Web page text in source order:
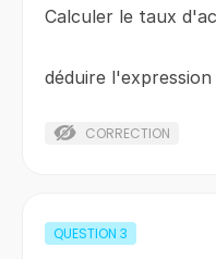
Calculer le taux
déduire l'expression
CORRECTION
QUESTION 3